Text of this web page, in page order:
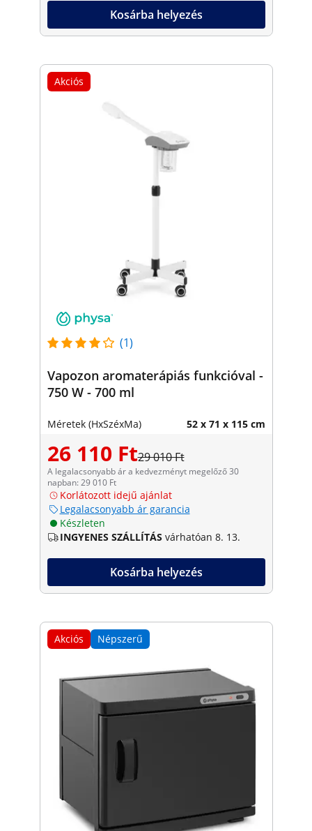
Kosárba helyezés
Akciós
(1)
Vapozon aromaterápiás funkcióval -
750 W - 700 ml
Méretek (HxSzéxMa) 52 x 71 x 115 cm
26 110 Ft29 010 Ft
A legalacsonyabb ár a kedvezményt megelőző 30
napban: 29 010 Ft
Korlátozott idejű ajánlat
Legalacsonyabb ár garancia
Készleten
INGYENES SZÁLLÍTÁS várhatóan 8. 13.
Kosárba helyezés
Akciós Népszerű